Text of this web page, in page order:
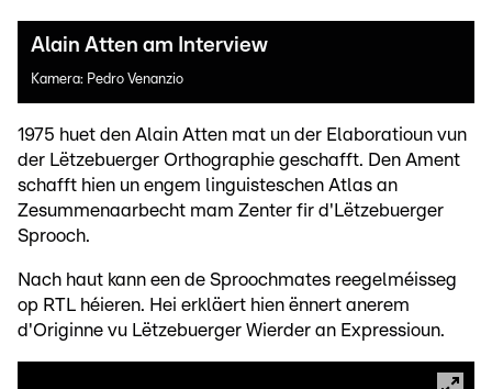
Alain Atten am Interview
Kamera: Pedro Venanzio
1975 huet den Alain Atten mat un der Elaboratioun vun
der Lëtzebuerger Orthographie geschafft. Den Ament
schafft hien un engem linguisteschen Atlas an
Zesummenaarbecht mam Zenter fir d'Lëtzebuerger
Sprooch.
Nach haut kann een de Sproochmates reegelméisseg
op RTL héieren. Hei erkläert hien ënnert anerem
d'Originne vu Lëtzebuerger Wierder an Expressioun.